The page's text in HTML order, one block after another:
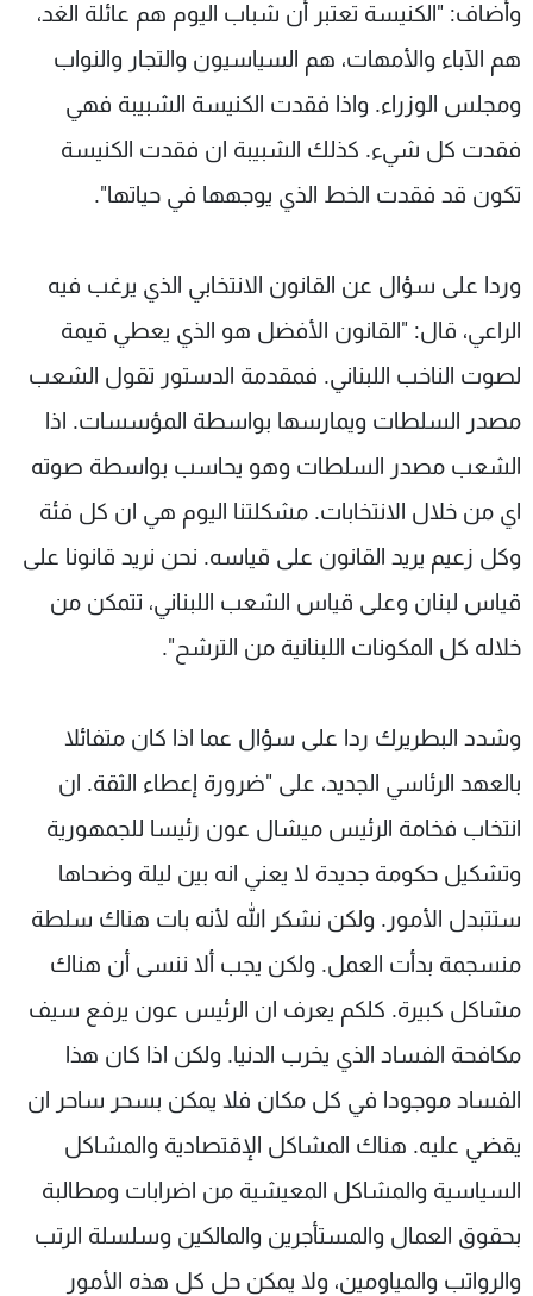
وأضاف: "الكنيسة تعتبر أن شباب اليوم هم عائلة الغد،
هم الآباء والأمهات، هم السياسيون والتجار والنواب
ومجلس الوزراء. واذا فقدت الكنيسة الشبيبة فهي
فقدت كل شيء. كذلك الشبيبة ان فقدت الكنيسة
تكون قد فقدت الخط الذي يوجهها في حياتها".
وردا على سؤال عن القانون الانتخابي الذي يرغب فيه
الراعي، قال: "القانون الأفضل هو الذي يعطي قيمة
لصوت الناخب اللبناني. فمقدمة الدستور تقول الشعب
مصدر السلطات ويمارسها بواسطة المؤسسات. اذا
الشعب مصدر السلطات وهو يحاسب بواسطة صوته
اي من خلال الانتخابات. مشكلتنا اليوم هي ان كل فئة
وكل زعيم يريد القانون على قياسه. نحن نريد قانونا على
قياس لبنان وعلى قياس الشعب اللبناني، تتمكن من
خلاله كل المكونات اللبنانية من الترشح".
وشدد البطريرك ردا على سؤال عما اذا كان متفائلا
بالعهد الرئاسي الجديد، على "ضرورة إعطاء الثقة. ان
انتخاب فخامة الرئيس ميشال عون رئيسا للجمهورية
وتشكيل حكومة جديدة لا يعني انه بين ليلة وضحاها
ستتبدل الأمور. ولكن نشكر الله لأنه بات هناك سلطة
منسجمة بدأت العمل. ولكن يجب ألا ننسى أن هناك
مشاكل كبيرة. كلكم يعرف ان الرئيس عون يرفع سيف
مكافحة الفساد الذي يخرب الدنيا. ولكن اذا كان هذا
الفساد موجودا في كل مكان فلا يمكن بسحر ساحر ان
يقضي عليه. هناك المشاكل الإقتصادية والمشاكل
السياسية والمشاكل المعيشية من اضرابات ومطالبة
بحقوق العمال والمستأجرين والمالكين وسلسلة الرتب
والرواتب والمياومين، ولا يمكن حل كل هذه الأمور